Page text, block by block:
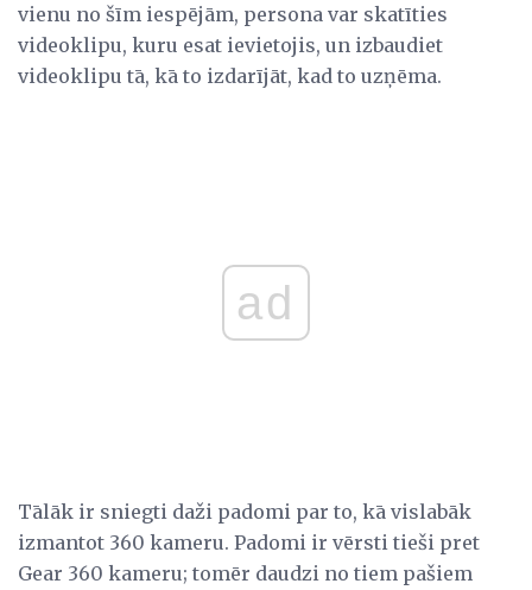
vienu no šīm iespējām, persona var skatīties
videoklipu, kuru esat ievietojis, un izbaudiet
videoklipu tā, kā to izdarījāt, kad to uzņēma.
ad
Tālāk ir sniegti daži padomi par to, kā vislabāk
izmantot 360 kameru. Padomi ir vērsti tieši pret
Gear 360 kameru; tomēr daudzi no tiem pašiem